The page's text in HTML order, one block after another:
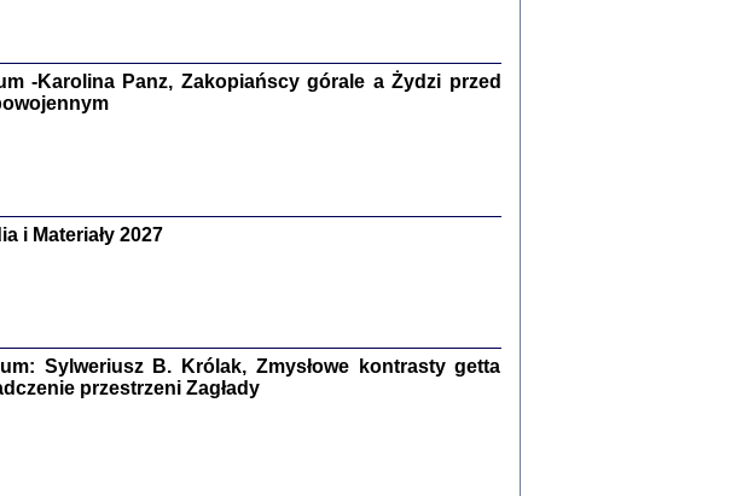
Zagłada Żydów.
Sewek Okonowski, oprac. Marta Janczewska
-Karolina Panz, Zakopiańscy górale a Żydzi przed
i Materiały 2027
Sylweriusz B. Królak, Zmysłowe kontrasty getta
przestrzeni Zagłady